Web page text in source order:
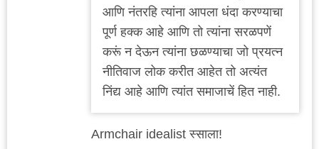
आणि नंतरहि त्यांना आपला धंदा करण्याचा
पूर्ण हक्क आहे आणि तो त्यांना सरळपणें
करूं न देऊन त्यांना छळण्याचा जो प्रयत्न
नीतिवाज लोक करीत आहेत तो अत्यंत
निंद्य आहे आणि त्यांत समाजाचें हित नाही.
Armchair idealist स्साला!